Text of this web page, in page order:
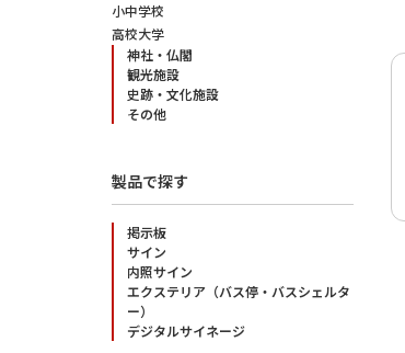
小中学校
高校大学
神社・仏閣
観光施設
史跡・文化施設
その他
製品で探す
掲示板
サイン
内照サイン
エクステリア（バス停・バスシェルタ
ー）
デジタルサイネージ